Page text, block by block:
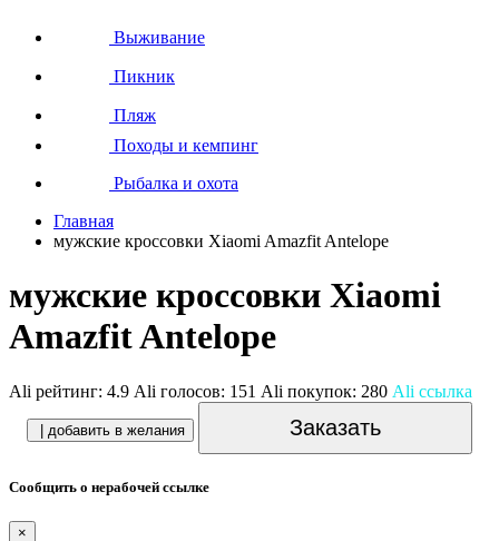
Выживание
Пикник
Пляж
Походы и кемпинг
Рыбалка и охота
Главная
мужские кроссовки Xiaomi Amazfit Antelope
мужские кроссовки Xiaomi
Amazfit Antelope
Ali рейтинг: 4.9 Ali голосов: 151 Ali покупок: 280 Ali ссылка
| добавить в желания Заказать
Сообщить о нерабочей ссылке
×